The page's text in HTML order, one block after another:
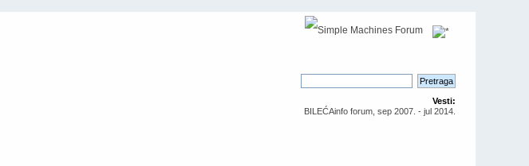
Vesti:
BILEĆAinfo forum, sep 2007. - jul 2014.